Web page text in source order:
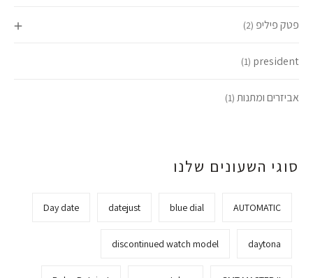
פטק פיליפ (2)
president
(1)
אביזרים ומתנות (1)
סוגי השעונים שלנו
AUTOMATIC
blue dial
datejust
Day date
daytona
discontinued watch model